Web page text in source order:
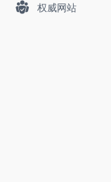
权威网站